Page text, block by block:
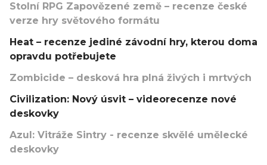
Stolní RPG Zapovězené země – recenze české
verze hry světového formátu
Heat – recenze jediné závodní hry, kterou doma
opravdu potřebujete
Zombicide – desková hra plná živých i mrtvých
Civilization: Nový úsvit – videorecenze nové
deskovky
Azul: Vitráže Sintry - recenze skvělé umělecké
deskovky